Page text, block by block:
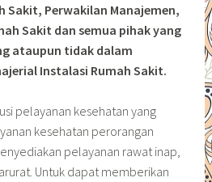
Sakit, Perwakilan Manajemen,
Sakit dan semua pihak yang
ataupun tidak dalam
Instalasi Rumah Sakit.
pelayanan kesehatan yang
kesehatan perorangan
pelayanan rawat inap,
Untuk dapat memberikan